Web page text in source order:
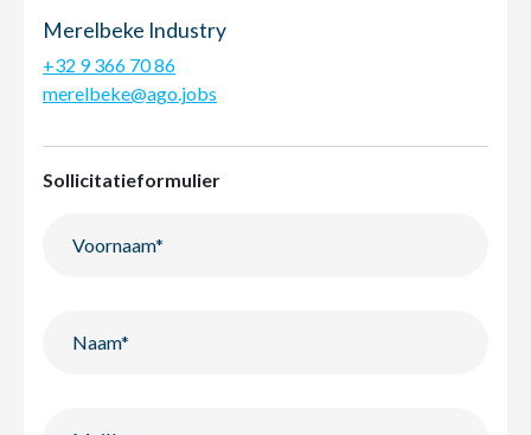
Merelbeke Industry
+32 9 366 70 86
merelbeke@ago.jobs
Sollicitatieformulier